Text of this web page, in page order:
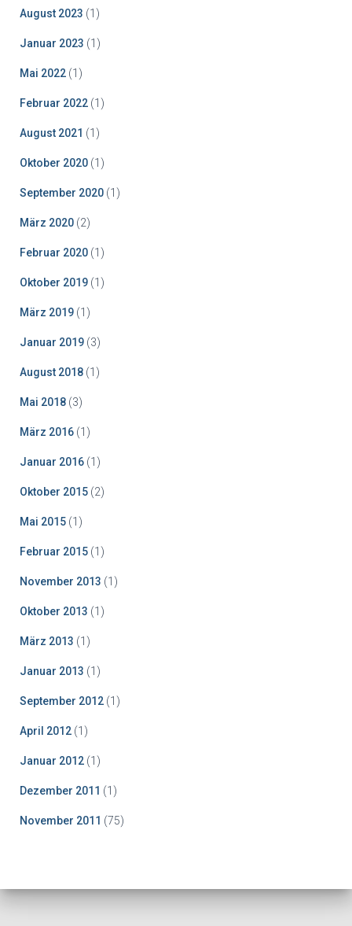
August 2023 (1)
Januar 2023 (1)
Mai 2022 (1)
Februar 2022 (1)
August 2021 (1)
Oktober 2020 (1)
September 2020 (1)
März 2020 (2)
Februar 2020 (1)
Oktober 2019 (1)
März 2019 (1)
Januar 2019 (3)
August 2018 (1)
Mai 2018 (3)
März 2016 (1)
Januar 2016 (1)
Oktober 2015 (2)
Mai 2015 (1)
Februar 2015 (1)
November 2013 (1)
Oktober 2013 (1)
März 2013 (1)
Januar 2013 (1)
September 2012 (1)
April 2012 (1)
Januar 2012 (1)
Dezember 2011 (1)
November 2011 (75)